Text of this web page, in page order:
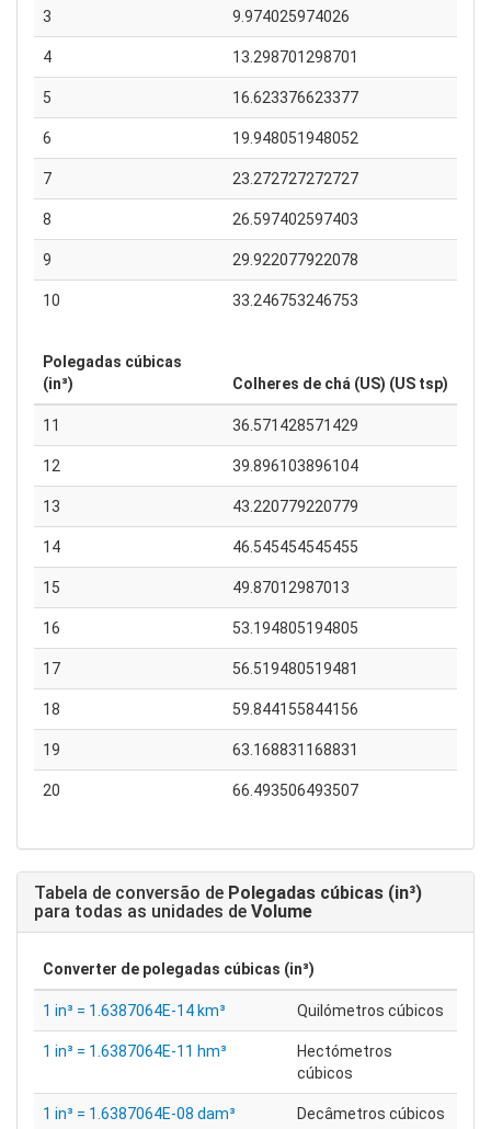
3 9.974025974026
4 13.298701298701
5 16.623376623377
6 19.948051948052
7 23.272727272727
8 26.597402597403
9 29.922077922078
10 33.246753246753
Polegadas cúbicas
(in³)
Colheres de chá (US) (US tsp)
11 36.571428571429
12 39.896103896104
13 43.220779220779
14 46.545454545455
15 49.87012987013
16 53.194805194805
17 56.519480519481
18 59.844155844156
19 63.168831168831
20 66.493506493507
Tabela de conversão de Polegadas cúbicas (in³)
para todas as unidades de Volume
Converter de polegadas cúbicas (in³)
1 in³ = 1.6387064E-14 km³ Quilómetros cúbicos
1 in³ = 1.6387064E-11 hm³
Hectómetros
cúbicos
1 in³ = 1.6387064E-08 dam³ Decâmetros cúbicos